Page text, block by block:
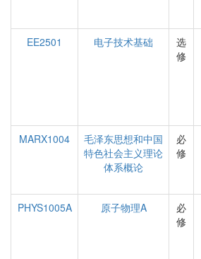
EE2501
电子技术基础
选
修
MARX1004
毛泽东思想和中国
特色社会主义理论
体系概论
必
修
PHYS1005A
原子物理A
必
修